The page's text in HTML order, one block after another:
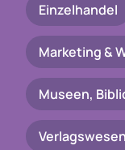
Einzelhandel
Marketing &
Museen,
Verlagswesen